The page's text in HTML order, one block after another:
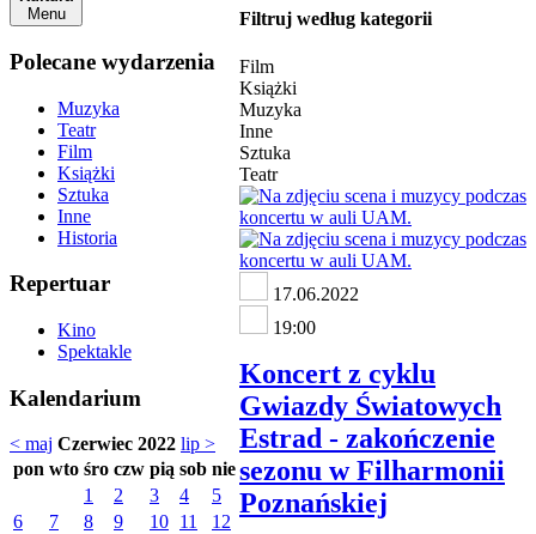
Menu
Polecane wydarzenia
Muzyka
Teatr
Film
Książki
Sztuka
Inne
Historia
Repertuar
Kino
Spektakle
Kalendarium
< maj Czerwiec 2022 lip >
pon wto śro czw pią sob nie
1
2 3 4
5
6
7 8 9 10 11
12
Filtruj według kategorii
Film
Książki
Muzyka
Inne
Sztuka
Teatr
17.06.2022
19:00
Koncert z cyklu
Gwiazdy Światowych
Estrad - zakończenie
sezonu w Filharmonii
Poznańskiej